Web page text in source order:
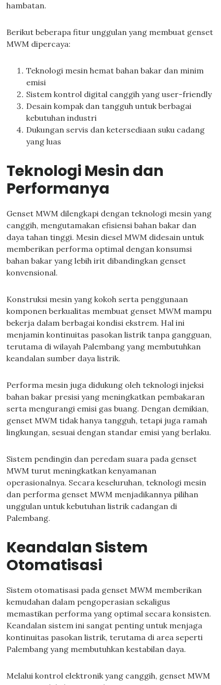
hambatan.
Berikut beberapa fitur unggulan yang membuat genset
MWM dipercaya:
Teknologi mesin hemat bahan bakar dan minim
emisi
Sistem kontrol digital canggih yang user-friendly
Desain kompak dan tangguh untuk berbagai
kebutuhan industri
Dukungan servis dan ketersediaan suku cadang
yang luas
Teknologi Mesin dan
Performanya
Genset MWM dilengkapi dengan teknologi mesin yang
canggih, mengutamakan efisiensi bahan bakar dan
daya tahan tinggi. Mesin diesel MWM didesain untuk
memberikan performa optimal dengan konsumsi
bahan bakar yang lebih irit dibandingkan genset
konvensional.
Konstruksi mesin yang kokoh serta penggunaan
komponen berkualitas membuat genset MWM mampu
bekerja dalam berbagai kondisi ekstrem. Hal ini
menjamin kontinuitas pasokan listrik tanpa gangguan,
terutama di wilayah Palembang yang membutuhkan
keandalan sumber daya listrik.
Performa mesin juga didukung oleh teknologi injeksi
bahan bakar presisi yang meningkatkan pembakaran
serta mengurangi emisi gas buang. Dengan demikian,
genset MWM tidak hanya tangguh, tetapi juga ramah
lingkungan, sesuai dengan standar emisi yang berlaku.
Sistem pendingin dan peredam suara pada genset
MWM turut meningkatkan kenyamanan
operasionalnya. Secara keseluruhan, teknologi mesin
dan performa genset MWM menjadikannya pilihan
unggulan untuk kebutuhan listrik cadangan di
Palembang.
Keandalan Sistem
Otomatisasi
Sistem otomatisasi pada genset MWM memberikan
kemudahan dalam pengoperasian sekaligus
memastikan performa yang optimal secara konsisten.
Keandalan sistem ini sangat penting untuk menjaga
kontinuitas pasokan listrik, terutama di area seperti
Palembang yang membutuhkan kestabilan daya.
Melalui kontrol elektronik yang canggih, genset MWM